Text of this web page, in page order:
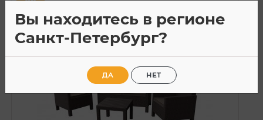
Вы находитесь в регионе
Санкт-Петербург?
ДА НЕТ